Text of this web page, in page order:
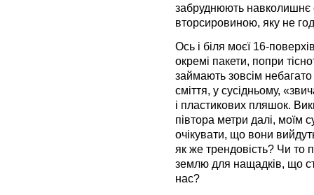
забруднюють
вторсировиною, яку не
Ось і біля моєї 16-
окремі пакети, попри
займають зовсім
сміття, у сусідньому,
і пластикових пляшок.
півтора метри далі, моїм
очікувати, що вони
як же трендовість? Чи то
землю для нащадків, що
нас?